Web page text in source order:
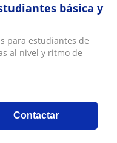
básica y
para estudiantes de
al nivel y ritmo de
Contactar